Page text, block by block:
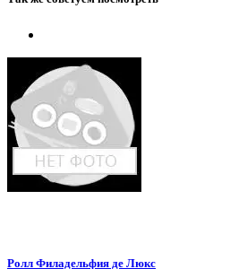
Ролл Филадельфия де Люкс